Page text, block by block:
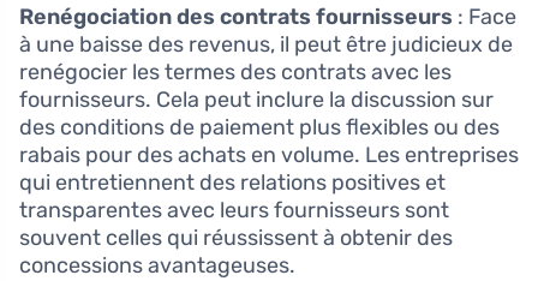
Renégociation des contrats fournisseurs : Face
à une baisse des revenus, il peut être judicieux de
renégocier les termes des contrats avec les
fournisseurs. Cela peut inclure la discussion sur
des conditions de paiement plus flexibles ou des
rabais pour des achats en volume. Les entreprises
qui entretiennent des relations positives et
transparentes avec leurs fournisseurs sont
souvent celles qui réussissent à obtenir des
concessions avantageuses.